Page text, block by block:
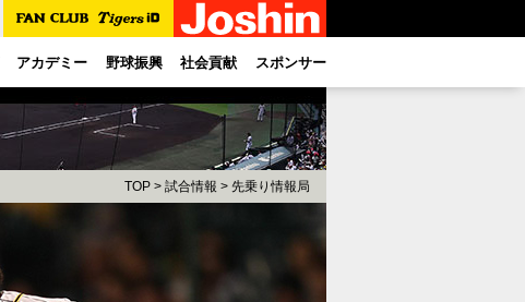
アカデミー 野球振興 社会貢献 スポンサー
TOP > 試合情報 > 先乗り情報局